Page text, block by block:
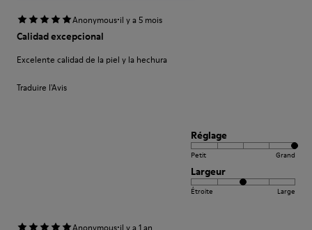
Anonymous·il y a 5 mois
Calidad excepcional
Excelente calidad de la piel y la hechura
Traduire l'Avis
Réglage
Petit Grand
Largeur
Étroite Large
Anonymous il y a 1 an